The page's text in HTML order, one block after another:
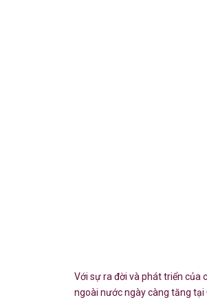
Với sự ra đời và phát triển của
ngoài nước ngày càng tăng tại